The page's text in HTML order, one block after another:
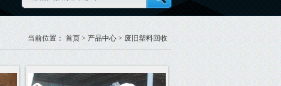
当前位置： 首页 > 产品中心 > 废旧塑料回收